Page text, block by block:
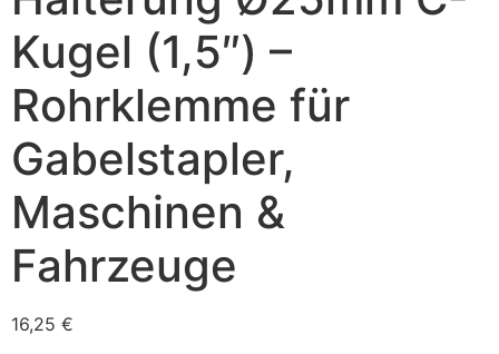
Kugel (1,5″) –
Rohrklemme für
Gabelstapler,
Maschinen &
Fahrzeuge
16,25 €